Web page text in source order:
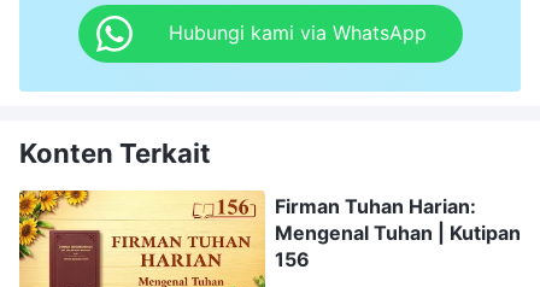
Hubungi kami via WhatsApp
Konten Terkait
Firman Tuhan Harian:
Mengenal Tuhan | Kutipan
156